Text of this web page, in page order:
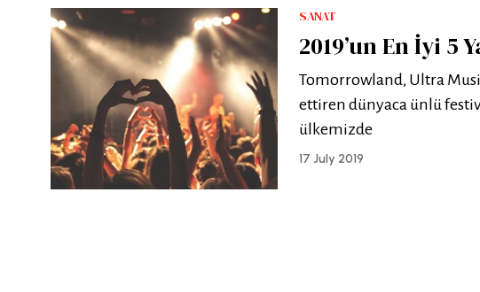
SANAT
2019’un En İyi 5
Tomorrowland, Ultra
ettiren dünyaca ünlü
ülkemizde
17 July 2019